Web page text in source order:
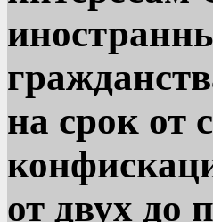
на срок от
от двух до